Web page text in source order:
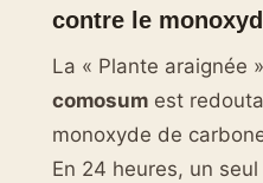
contre le
La « Plante araignée
comosum est
monoxyde de
En 24 heures, un